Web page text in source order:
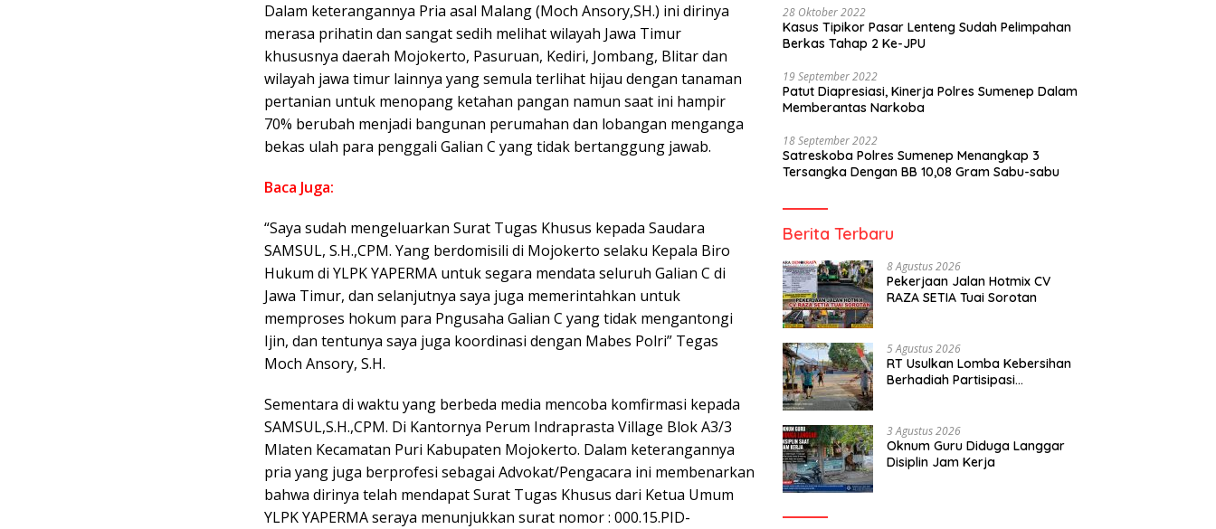
Dalam keterangannya Pria asal Malang (Moch Ansory,SH.) ini dirinya
merasa prihatin dan sangat sedih melihat wilayah Jawa Timur
khususnya daerah Mojokerto, Pasuruan, Kediri, Jombang, Blitar dan
wilayah jawa timur lainnya yang semula terlihat hijau dengan tanaman
pertanian untuk menopang ketahan pangan namun saat ini hampir
70% berubah menjadi bangunan perumahan dan lobangan menganga
bekas ulah para penggali Galian C yang tidak bertanggung jawab.
Baca Juga:
“Saya sudah mengeluarkan Surat Tugas Khusus kepada Saudara
SAMSUL, S.H.,CPM. Yang berdomisili di Mojokerto selaku Kepala Biro
Hukum di YLPK YAPERMA untuk segara mendata seluruh Galian C di
Jawa Timur, dan selanjutnya saya juga memerintahkan untuk
memproses hokum para Pngusaha Galian C yang tidak mengantongi
Ijin, dan tentunya saya juga koordinasi dengan Mabes Polri” Tegas
Moch Ansory, S.H.
Sementara di waktu yang berbeda media mencoba komfirmasi kepada
SAMSUL,S.H.,CPM. Di Kantornya Perum Indraprasta Village Blok A3/3
Mlaten Kecamatan Puri Kabupaten Mojokerto. Dalam keterangannya
pria yang juga berprofesi sebagai Advokat/Pengacara ini membenarkan
bahwa dirinya telah mendapat Surat Tugas Khusus dari Ketua Umum
YLPK YAPERMA seraya menunjukkan surat nomor : 000.15.PID-
28 Oktober 2022
Kasus Tipikor Pasar Lenteng Sudah Pelimpahan
Berkas Tahap 2 Ke-JPU
19 September 2022
Patut Diapresiasi, Kinerja Polres Sumenep Dalam
Memberantas Narkoba
18 September 2022
Satreskoba Polres Sumenep Menangkap 3
Tersangka Dengan BB 10,08 Gram Sabu-sabu
Berita Terbaru
8 Agustus 2026
Pekerjaan Jalan Hotmix CV
RAZA SETIA Tuai Sorotan
5 Agustus 2026
RT Usulkan Lomba Kebersihan
Berhadiah Partisipasi
3 Agustus 2026
Oknum Guru Diduga Langgar
Disiplin Jam Kerja